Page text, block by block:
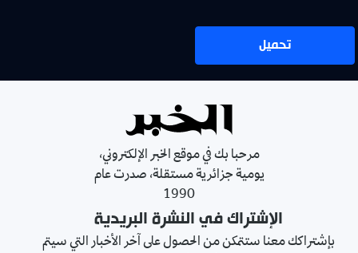
تحميل
مرحبا بك في موقع الخبر الإلكتروني،
يومية جزائرية مستقلة، صدرت عام
1990
الإشتراك في النشرة البريدية
بإشتراكك معنا ستتمكن من الحصول على آخر الأخبار التي سيتم